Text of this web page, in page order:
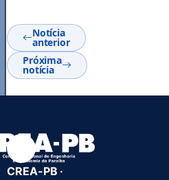
Notícia
anterior
Próxima
notícia
CREA-PB ·